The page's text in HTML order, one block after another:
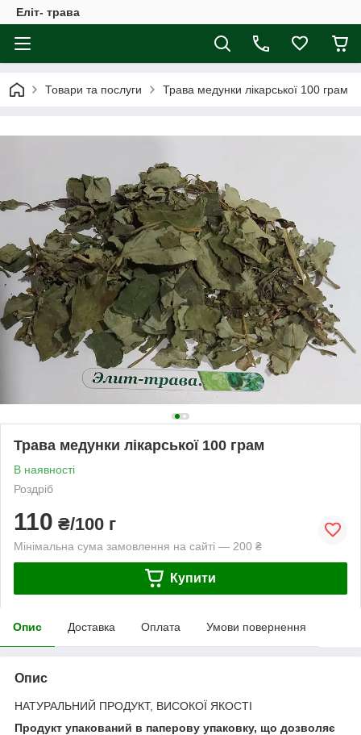
Еліт- трава
Товари та послуги Трава медунки лікарської 100 грам
Трава медунки лікарської 100 грам
В наявності
Роздріб
110 ₴/100 г
Мінімальна сума замовлення на сайті — 200 ₴
Купити
Опис Доставка Оплата Умови повернення
Опис
НАТУРАЛЬНИЙ ПРОДУКТ, ВИСОКОЇ ЯКОСТІ
Продукт упакований в паперову упаковку, що дозволяє